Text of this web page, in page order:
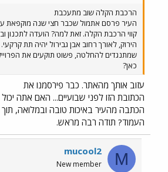
הרכבת הקלה שוב מתעכבת
העיר פרסם אתמול שכבר חצי שנה מוקפאת
קווי הרכבת הקלה. זאת למה? הועדה לתכנון
הירוק, לאורך רחוב אבן גבירול יהיה תת
שמתנגדים להחלטה, פשוט תוקעים את
כאן?
עזוב אותך מהאתר. כבר פירסמנו את
הכתובת הזו לפני שבועיים... האם אתה
הכתבה מהעיר באיכות טובה ובמלואה, תוך
העמוד? תודה רבה מראש.
M
mucool2
New member